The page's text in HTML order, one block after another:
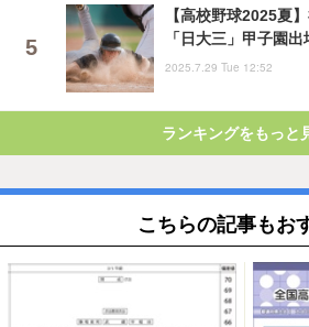
【高校野球2025夏
「日大三」甲子園
2025.7.29 Tue 12:52
ランキングをもっと
こちらの記事もお